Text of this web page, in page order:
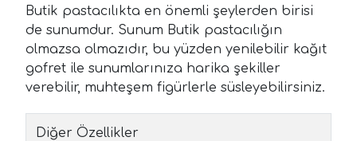
Butik pastacılıkta en önemli şeylerden birisi
de sunumdur. Sunum Butik pastacılığın
olmazsa olmazıdır, bu yüzden yenilebilir kağıt
gofret ile sunumlarınıza harika şekiller
verebilir, muhteşem figürlerle süsleyebilirsiniz.
Diğer Özellikler